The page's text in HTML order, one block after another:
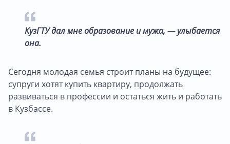
КузГТУ дал мне образование и мужа, — улыбается
она.
Сегодня молодая семья строит планы на будущее:
супруги хотят купить квартиру, продолжать
развиваться в профессии и остаться жить и работать
в Кузбассе.